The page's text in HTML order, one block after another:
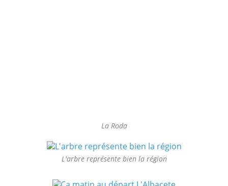
La Roda
L'arbre représente bien la région